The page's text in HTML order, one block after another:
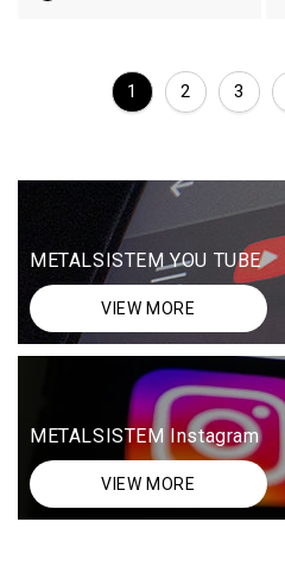
1 2 3
METALSISTEM YOU TUBE
VIEW MORE
METALSISTEM Instagram
VIEW MORE